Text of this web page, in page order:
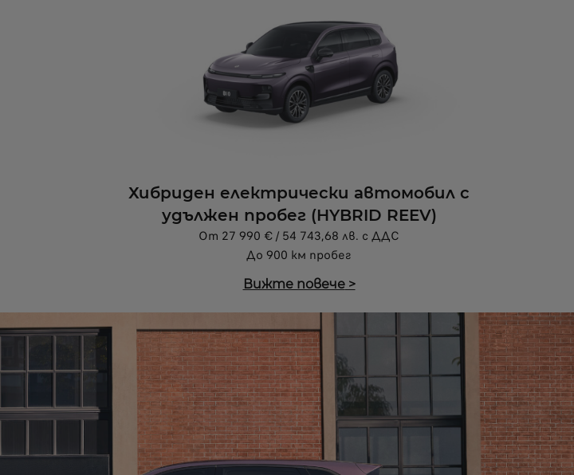
Хибриден електрически автомобил с
удължен пробег (HYBRID REEV)
От 27 990 € / 54 743,68 лв. с ДДС
До 900 км пробег
Вижте повече>